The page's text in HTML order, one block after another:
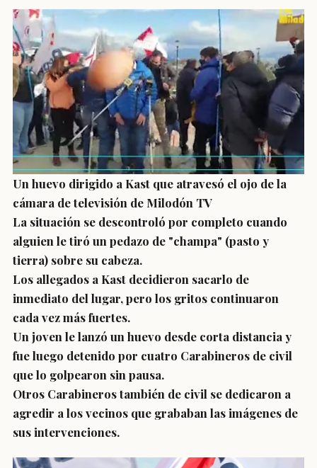
Un huevo dirigido a Kast que atravesó el ojo de la
cámara de televisión de Milodón TV
La situación se descontroló por completo cuando
alguien le tiró un pedazo de "champa" (pasto y
tierra) sobre su cabeza.
Los allegados a Kast decidieron sacarlo de
inmediato del lugar, pero los gritos continuaron
cada vez más fuertes.
Un joven le lanzó un huevo desde corta distancia y
fue luego detenido por cuatro Carabineros de civil
que lo golpearon sin pausa.
Otros Carabineros también de civil se dedicaron a
agredir a los vecinos que grababan las imágenes de
sus intervenciones.